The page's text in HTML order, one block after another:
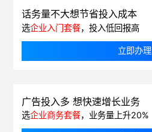
话务量不大想节省投入成本
选企业入门套餐，投入低回报高
立即办理
广告投入多 想快速增长业务
选企业商务套餐，业务量上升20%